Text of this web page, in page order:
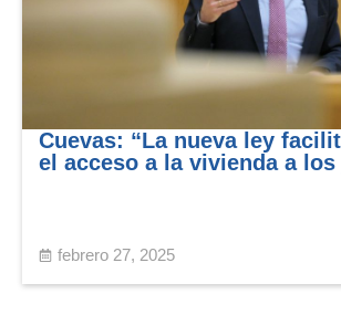
Cuevas: “La nueva ley
el acceso a la vivienda a los
febrero 27, 2025